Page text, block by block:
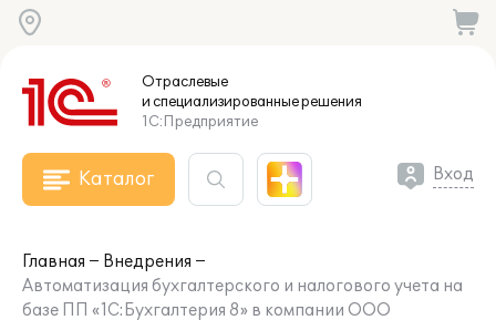
Отраслевые
и специализированныерешения
1С:Предприятие
Каталог Вход
Главная
Внедрения
Автоматизация бухгалтерского и налогового учета на
базе ПП «1C:Бухгалтерия 8» в компании ООО